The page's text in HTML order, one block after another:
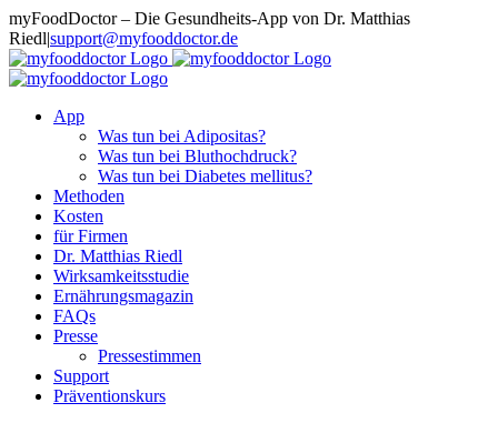
Zum
Inhalt
springen
myFoodDoctor – Die Gesundheits-App von Dr. Matthias
Riedl|support@myfooddoctor.de
E-
Mail
Facebook
Instagram
LinkedIn
App
Was tun bei Adipositas?
Was tun bei Bluthochdruck?
Was tun bei Diabetes mellitus?
Methoden
Kosten
für Firmen
Dr. Matthias Riedl
Wirksamkeitsstudie
Ernährungsmagazin
FAQs
Presse
Pressestimmen
Support
Präventionskurs